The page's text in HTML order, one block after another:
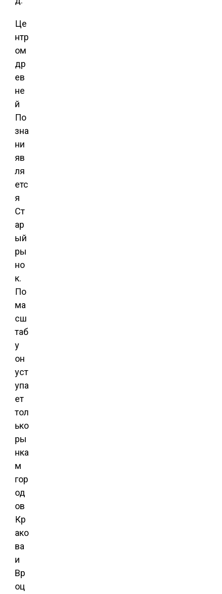
Це
нтр
ом
др
ев
не
й
По
зна
ни
яв
ля
етс
я
Ст
ар
ый
ры
но
к.
По
ма
сш
таб
у
он
уст
упа
ет
тол
ько
ры
нка
м
гор
од
ов
Кр
ако
ва
и
Вр
оц